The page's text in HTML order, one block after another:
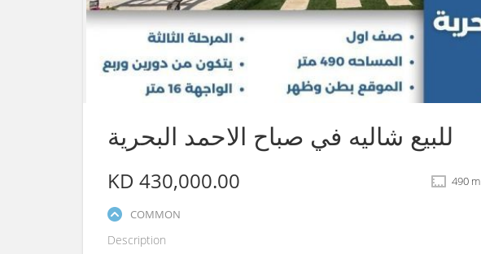
للبيع شاليه في صباح الاحمد البحرية
KD 430,000.00 490 m
COMMON
Description